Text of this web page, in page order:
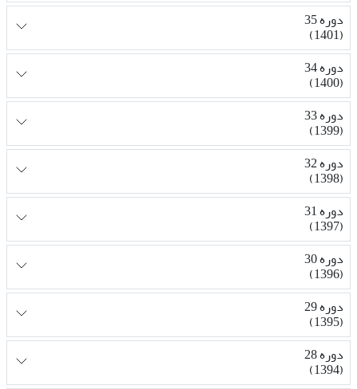
دوره 35
(1401)
دوره 34
(1400)
دوره 33
(1399)
دوره 32
(1398)
دوره 31
(1397)
دوره 30
(1396)
دوره 29
(1395)
دوره 28
(1394)